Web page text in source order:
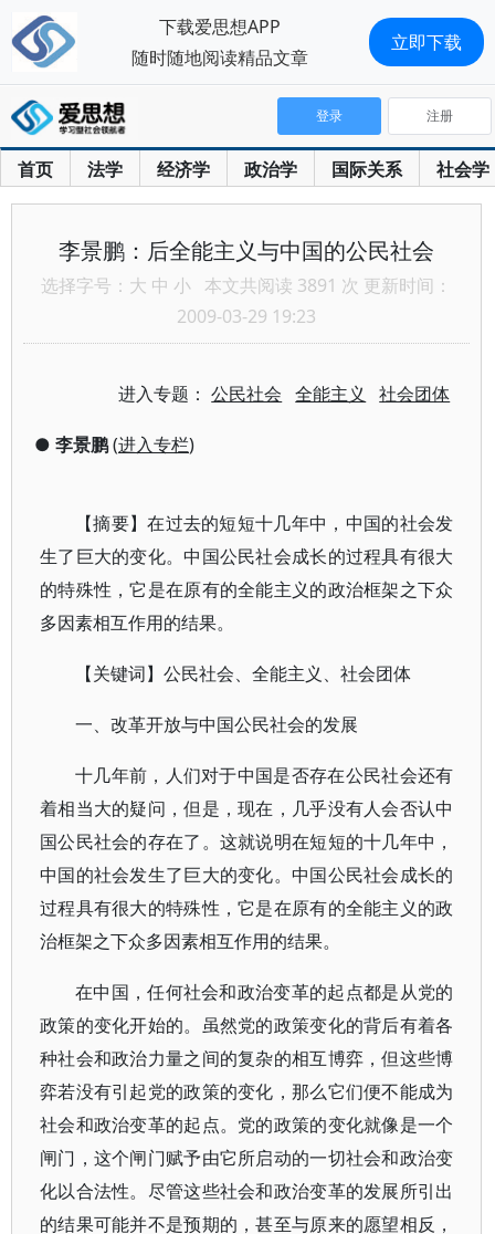
首页 法学 经济学 政治学 国际关系 社会学
登录 注册
李景鹏：后全能主义与中国的公民社会
选择字号： 大 中 小 本文共阅读 3891 次 更新时间：
2009-03-29 19:23
进入专题：公民社会 全能主义 社会团体
● 李景鹏(进入专栏)
【摘要】在过去的短短十几年中，中国的社会发
生了巨大的变化。中国公民社会成长的过程具有很大
的特殊性，它是在原有的全能主义的政治框架之下众
多因素相互作用的结果。
【关键词】公民社会、全能主义、社会团体
一、改革开放与中国公民社会的发展
十几年前，人们对于中国是否存在公民社会还有
着相当大的疑问，但是，现在，几乎没有人会否认中
国公民社会的存在了。这就说明在短短的十几年中，
中国的社会发生了巨大的变化。中国公民社会成长的
过程具有很大的特殊性，它是在原有的全能主义的政
治框架之下众多因素相互作用的结果。
在中国，任何社会和政治变革的起点都是从党的
政策的变化开始的。虽然党的政策变化的背后有着各
种社会和政治力量之间的复杂的相互博弈，但这些博
弈若没有引起党的政策的变化，那么它们便不能成为
社会和政治变革的起点。党的政策的变化就像是一个
闸门，这个闸门赋予由它所启动的一切社会和政治变
化以合法性。尽管这些社会和政治变革的发展所引出
的结果可能并不是预期的，甚至与原来的愿望相反，
下载爱思想APP
随时随地阅读精品文章
立即下载